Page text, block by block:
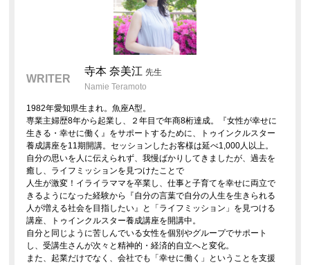
WRITER
寺本 奈美江 先生
Namie Teramoto
1982年愛知県生まれ。魚座A型。
専業主婦歴8年から起業し、２年目で年商8桁達成。『女性が幸せに
生きる・幸せに働く』をサポートするために、トゥインクルスター
養成講座を11期開講。セッションしたお客様は延べ1,000人以上。
自分の思いを人に伝えられず、我慢ばかりしてきましたが、過去を
癒し、ライフミッションを見つけたことで
人生が激変！イライラママを卒業し、仕事と子育てを幸せに両立で
きるようになった経験から『自分の言葉で自分の人生を生きられる
人が増える社会を目指したい』と「ライフミッション」を見つける
講座、トゥインクルスター養成講座を開講中。
自分と同じように苦しんでいる女性を個別やグループでサポート
し、受講生さんが次々と精神的・経済的自立へと変化。
また、起業だけでなく、会社でも「幸せに働く」ということを支援